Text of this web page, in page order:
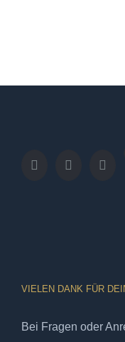
VIELEN DANK FÜR
Bei Fragen oder